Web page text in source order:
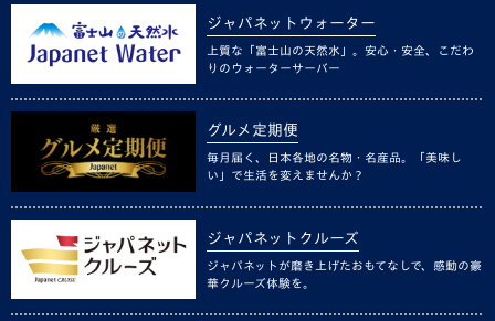
ジャパネットウォーター
上質な「富士山の天然水」。安心・安全、こだわ
りのウォーターサーバー
グルメ定期便
毎月届く、日本各地の名物・名産品。「美味し
い」で生活を変えませんか？
ジャパネットクルーズ
ジャパネットが磨き上げたおもてなしで、感動の豪
華クルーズ体験を。